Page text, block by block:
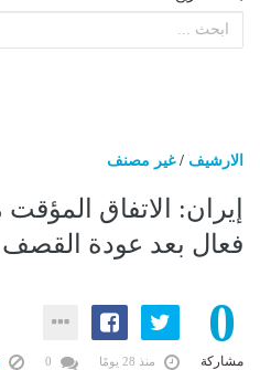
الارشيف /غير مصنف
إيران: الاتفاق
فعال بعد عودة القصف
0
مشاركة منذ 28 يومًا